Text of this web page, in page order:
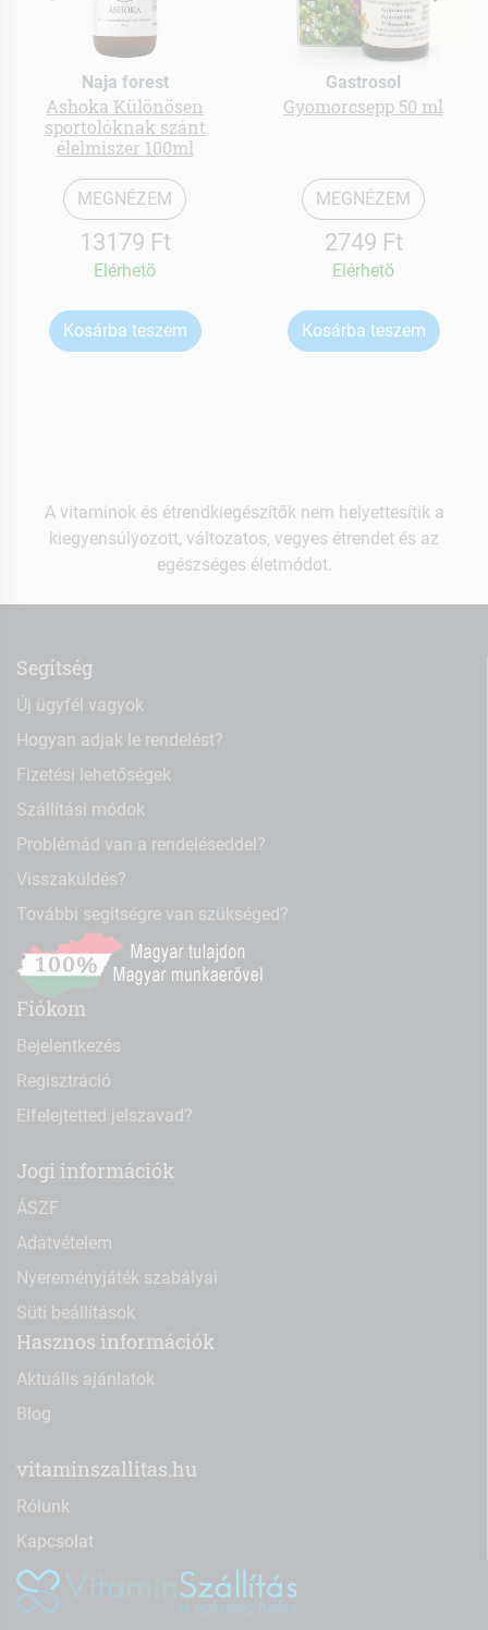
Naja forest
Ashoka Különösen
sportolóknak szánt
élelmiszer 100ml
MEGNÉZEM
13179 Ft
Elérhetõ
Kosárba teszem
Gastrosol
Gyomorcsepp 50 ml
MEGNÉZEM
2749 Ft
Elérhetõ
Kosárba teszem
A vitaminok és étrendkiegészítők nem helyettesítik a
kiegyensúlyozott, változatos, vegyes étrendet és az
egészséges életmódot.
Segítség
Új ügyfél vagyok
Hogyan adjak le rendelést?
Fizetési lehetőségek
Szállítási módok
Problémád van a rendeléseddel?
Visszaküldés?
További segítségre van szükséged?
Fiókom
Bejelentkezés
Regisztráció
Elfelejtetted jelszavad?
Jogi információk
ÁSZF
Adatvételem
Nyereményjáték szabályai
Süti beállítások
Hasznos információk
Aktuális ajánlatok
Blog
vitaminszallitas.hu
Rólunk
Kapcsolat